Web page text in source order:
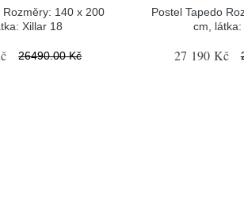
Rozměry: 140 x 200
Xillar 18
26490.00 Kč
Postel Tapedo
cm, látka:
27 190 Kč